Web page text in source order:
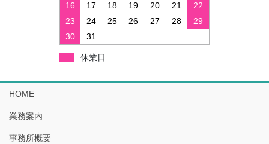
16
17 18 19 20 21
22
23
24 25 26 27 28
29
30
31
休業日
HOME
業務案内
事務所概要